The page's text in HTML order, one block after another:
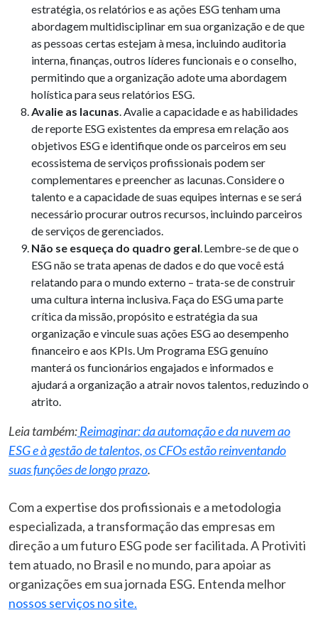
estratégia, os relatórios e as ações ESG tenham uma
abordagem multidisciplinar em sua organização e de que
as pessoas certas estejam à mesa, incluindo auditoria
interna, finanças, outros líderes funcionais e o conselho,
permitindo que a organização adote uma abordagem
holística para seus relatórios ESG.
Avalie as lacunas. Avalie a capacidade e as habilidades
de reporte ESG existentes da empresa em relação aos
objetivos ESG e identifique onde os parceiros em seu
ecossistema de serviços profissionais podem ser
complementares e preencher as lacunas. Considere o
talento e a capacidade de suas equipes internas e se será
necessário procurar outros recursos, incluindo parceiros
de serviços de gerenciados.
Não se esqueça do quadro geral. Lembre-se de que o
ESG não se trata apenas de dados e do que você está
relatando para o mundo externo – trata-se de construir
uma cultura interna inclusiva. Faça do ESG uma parte
crítica da missão, propósito e estratégia da sua
organização e vincule suas ações ESG ao desempenho
financeiro e aos KPIs. Um Programa ESG genuíno
manterá os funcionários engajados e informados e
ajudará a organização a atrair novos talentos, reduzindo o
atrito.
Leia também:Reimaginar: da automação e da nuvem ao
ESG e à gestão de talentos, os CFOs estão reinventando
suas funções de longo prazo.
Com a expertise dos profissionais e a metodologia
especializada, a transformação das empresas em
direção a um futuro ESG pode ser facilitada. A Protiviti
tem atuado, no Brasil e no mundo, para apoiar as
organizações em sua jornada ESG. Entenda melhor
nossos serviços no site.